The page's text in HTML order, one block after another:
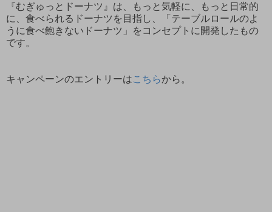
『むぎゅっとドーナツ』は、もっと気軽に、もっと日常的
に、食べられるドーナツを目指し、「テーブルロールのよ
うに食べ飽きないドーナツ」をコンセプトに開発したもの
です。
キャンペーンのエントリーはこちらから。